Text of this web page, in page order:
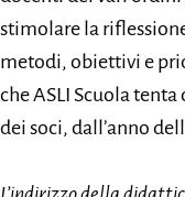
stimolare la
metodi, obiettivi e
che ASLI Scuola
dei soci, dall’anno